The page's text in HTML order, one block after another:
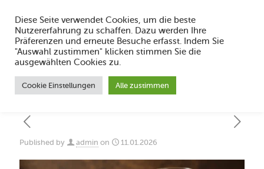
Eingelegte Zwiebeln selber machen:
Published by admin on 11.01.2026
Diese Seite verwendet Cookies, um die beste
Nutzererfahrung zu schaffen. Dazu werden Ihre
Präferenzen und erneute Besuche erfasst. Indem Sie
"Auswahl zustimmen" klicken stimmen Sie die
ausgewählten Cookies zu.
Cookie Einstellungen Alle zustimmen